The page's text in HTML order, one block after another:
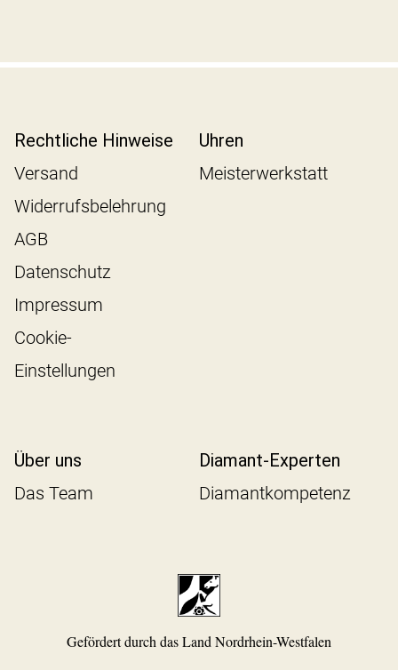
Rechtliche Hinweise
Versand
Widerrufsbelehrung
AGB
Datenschutz
Impressum
Cookie-
Einstellungen
Uhren
Meisterwerkstatt
Über uns
Das Team
Diamant-Experten
Diamantkompetenz
Gefördert durch das Land Nordrhein-Westfalen